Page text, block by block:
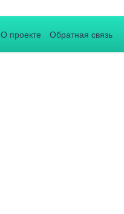
О проекте Обратная связь